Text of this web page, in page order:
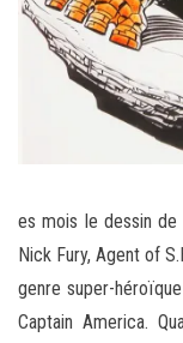
es mois le dessin
Nick Fury, Agent of
genre super-
Captain America.